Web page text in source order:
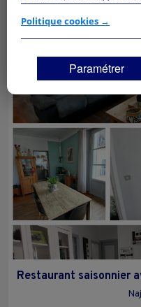
Bar Restaurant
Restaurant saisonnier
Si vous continuez sans
vos centres d'intérêt. Seuls
déposés et lus sur votre terminal.
Vous pouvez exprimer vos
"Continuer sans accepter"
moment en cliquant sur le
page.
Politique cookies →
Paramétrer